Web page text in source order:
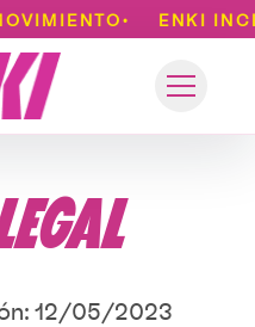
• ENKI
Toggle
12/05/2023